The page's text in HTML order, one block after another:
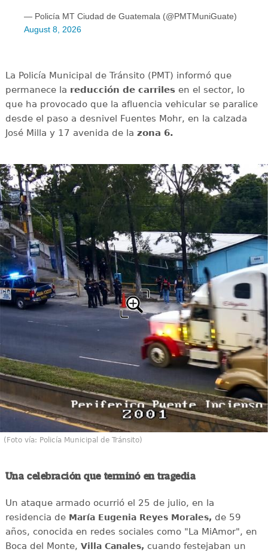
— Policía MT Ciudad de Guatemala (@PMTMuniGuate)
August 8, 2026
La Policía Municipal de Tránsito (PMT) informó que
permanece la reducción de carrilesen el sector, lo
que ha provocado que la afluencia vehicular se paralice
desde el paso a desnivel Fuentes Mohr, en la calzada
José Milla y 17 avenida de la zona 6.
(Foto vía: Policía Municipal de Tránsito)
Una celebración que terminó en tragedia
Un ataque armado ocurrió el 25 de julio, en la
residencia de María Eugenia Reyes Morales, de 59
años, conocida en redes sociales como "La MiAmor", en
Boca del Monte, Villa Canales, cuando festejaban un